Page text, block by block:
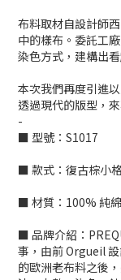
布料取材自設計師
中的樣布。委託工
染色方式，建構出
本次我們再度引進
透過現代的版型，
-
■ 型號：S1017
■ 款式：復古棕小
■ 材質：100% 純綿
■ 品牌介紹：
事，由前 Orgueil
的歐洲老布料之後